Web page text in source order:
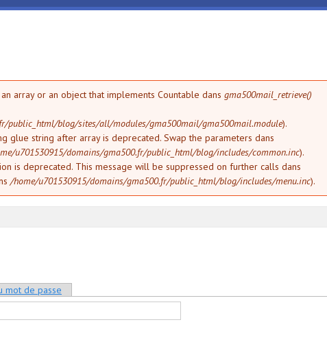
array or an object that implements Countable dans gma500mail_retrieve()
public_html/blog/sites/all/modules/gma500mail/gma500mail.module).
glue string after array is deprecated. Swap the parameters dans
u701530915/domains/gma500.fr/public_html/blog/includes/common.inc).
is deprecated. This message will be suppressed on further calls dans
/home/u701530915/domains/gma500.fr/public_html/blog/includes/menu.inc).
mot de passe